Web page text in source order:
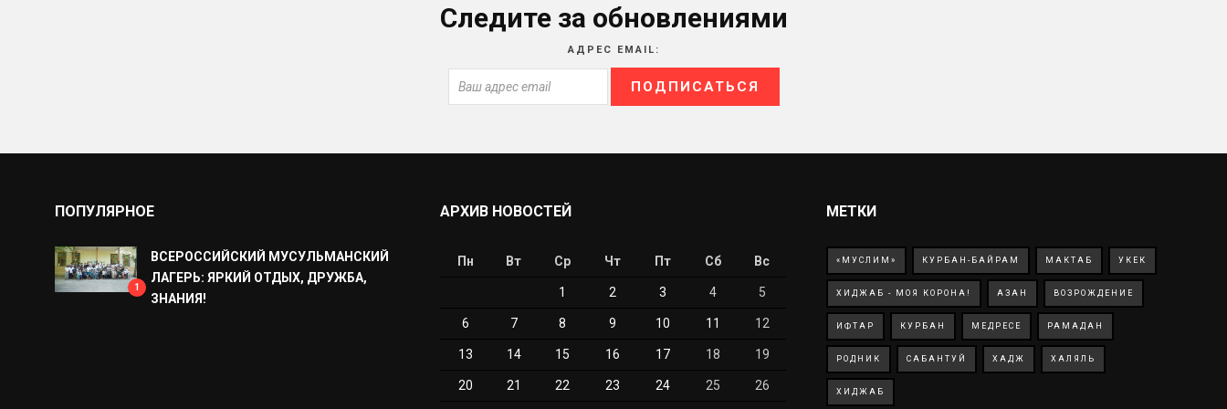
Следите за обновлениями
АДРЕС EMAIL:
ПОПУЛЯРНОЕ
1
ВСЕРОССИЙСКИЙ МУСУЛЬМАНСКИЙ
ЛАГЕРЬ: ЯРКИЙ ОТДЫХ, ДРУЖБА,
ЗНАНИЯ!
АРХИВ НОВОСТЕЙ
Пн Вт Ср Чт Пт Сб Вс
1 2 3 4 5
6 7 8 9 10 11 12
13 14 15 16 17 18 19
20 21 22 23 24 25 26
МЕТКИ
«МУСЛИМ» КУРБАН-БАЙРАМ МАКТАБ УКЕК
ХИДЖАБ - МОЯ КОРОНА! АЗАН ВОЗРОЖДЕНИЕ
ИФТАР КУРБАН МЕДРЕСЕ РАМАДАН
РОДНИК САБАНТУЙ ХАДЖ ХАЛЯЛЬ
ХИДЖАБ